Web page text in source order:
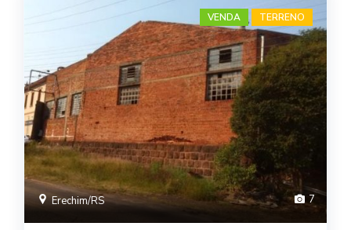
VENDA TERRENO
Erechim/RS 7